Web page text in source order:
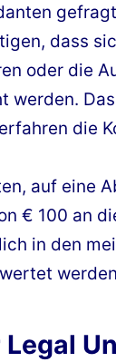
dass
oder die
werden.
die
auf eine
€ 100 an
in den